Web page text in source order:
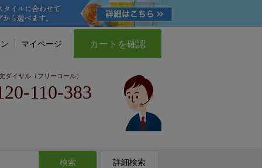
マイページ カートを確認
ダイヤル（フリーコール）
110-383
検索 詳細検索